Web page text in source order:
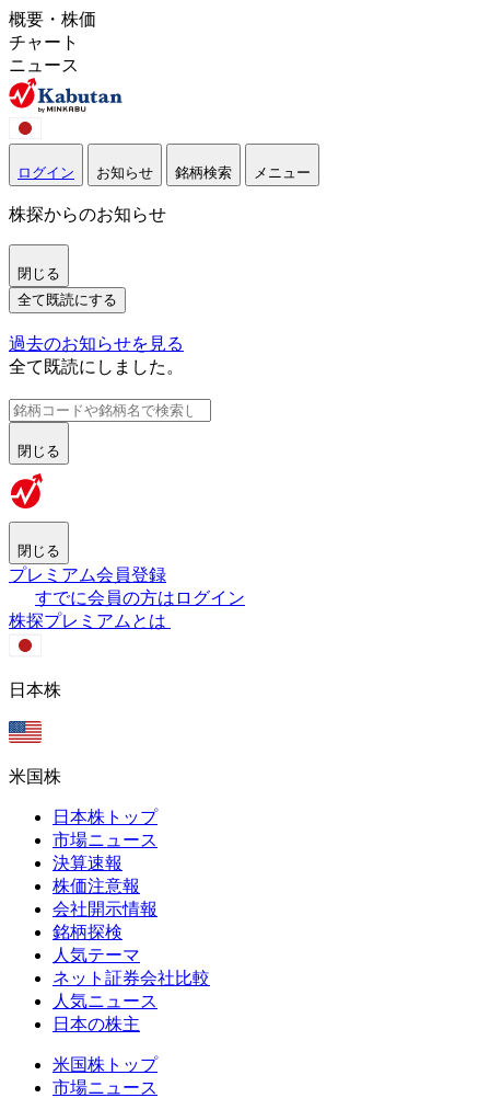
概要・株価
チャート
ニュース
ログイン お知らせ 銘柄検索 メニュー
株探からのお知らせ
閉じる
全て既読にする
過去のお知らせを見る
全て既読にしました。
閉じる
閉じる
プレミアム会員登録
すでに会員の方はログイン
株探プレミアムとは
日本株
米国株
日本株トップ
市場ニュース
決算速報
株価注意報
会社開示情報
銘柄探検
人気テーマ
ネット証券会社比較
人気ニュース
日本の株主
米国株トップ
市場ニュース